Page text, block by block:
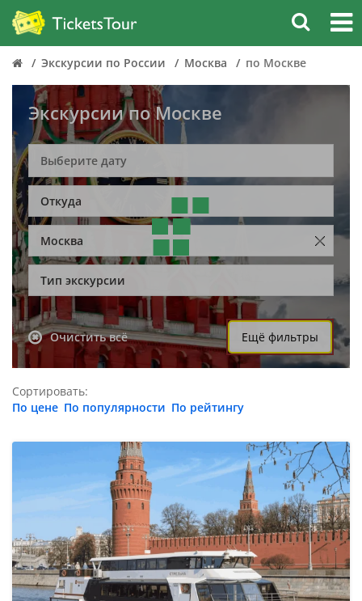
Экскурсии по России Москва по Москве
Экскурсии по Москве
Откуда
Москва
Тип экскурсии
Очистить всё Ещё фильтры
Сортировать:
По цене По популярности По рейтингу